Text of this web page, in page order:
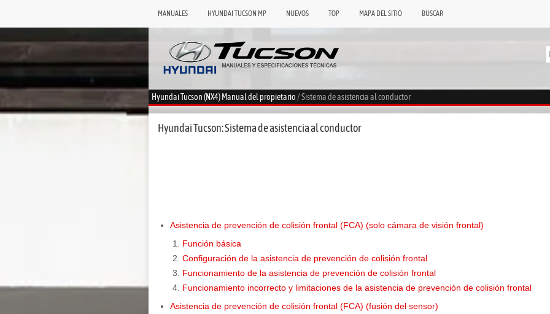
MANUALES HYUNDAI TUCSON MP NUEVOS TOP MAPA DEL SITIO BUSCAR
Hyundai Tucson (NX4) Manual del propietario/ Sistema de asistencia al conductor
Hyundai Tucson: Sistema de asistencia al conductor
Asistencia de prevención de colisión frontal (FCA) (solo cámara de visión frontal)
Función básica
Configuración de la asistencia de prevención de colisión frontal
Funcionamiento de la asistencia de prevención de colisión frontal
Funcionamiento incorrecto y limitaciones de la asistencia de prevención de colisión frontal
Asistencia de prevención de colisión frontal (FCA) (fusión del sensor)